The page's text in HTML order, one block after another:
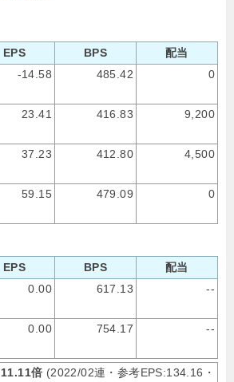
EPS BPS
配当
-14.58 485.42 0
23.41 416.83 9,200
37.23 412.80 4,500
59.15 479.09 0
EPS BPS
配当
0.00 617.13 --
0.00 754.17 --
11.11倍 (2022/02連・参考EPS:134.16・